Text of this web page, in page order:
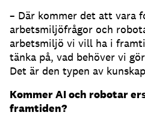
– Där kommer det att vara
arbetsmiljöfrågor och
arbetsmiljö vi vill ha i
tänka på, vad behöver vi
Det är den typen av
Kommer AI och robotar
framtiden?